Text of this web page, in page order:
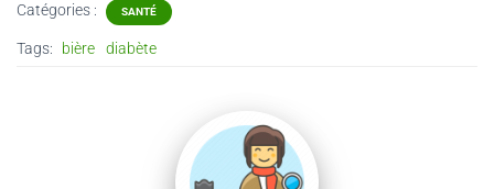
Catégories : SANTÉ
Tags: bière diabète